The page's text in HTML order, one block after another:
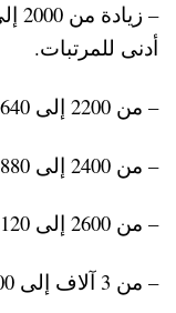
أدنى للمرتبات.
– من 2200 إلى 2640 جنيهًا للدرجة الخامسة.
– من 2400 إلى 2880 جنيهًا للدرجة الرابعة.
– من 2600 إلى 3120 جنيهًا للدرجة الثالثة.
– من 3 آلاف إلى 3600 جنيه للدرجة الثانية.